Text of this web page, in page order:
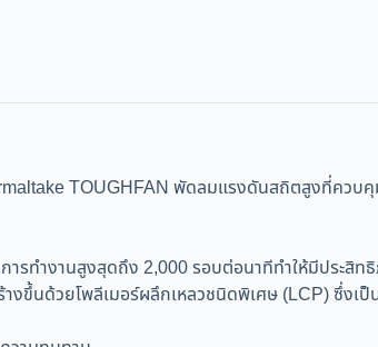
TOUGHFAN พัดลมแรงดันสถิตสูงที่ควบคุ
ทำงานสูงสุดถึง 2,000 รอบต่อนาทีทำให้มีประสิท
นด้วยโพลีเมอร์ผลึกเหลวชนิดพิเศษ (LCP) ซึ่งเ